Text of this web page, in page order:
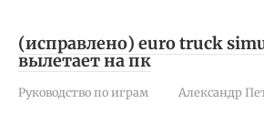
(исправлено) euro truck
вылетает на пк
Руководство по играм Александр